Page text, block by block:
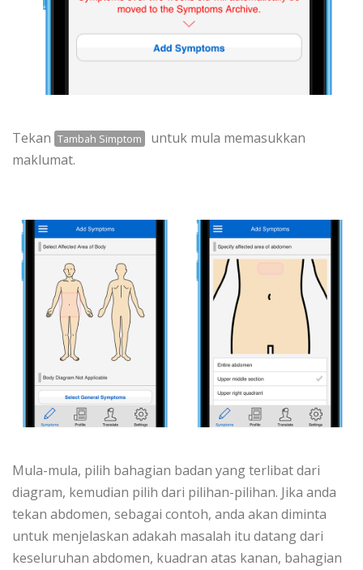
Tekan Tambah Simptom
untuk mula memasukkan
maklumat.
Mula-mula, pilih bahagian badan yang terlibat dari
diagram, kemudian pilih dari pilihan-pilihan. Jika anda
tekan abdomen, sebagai contoh, anda akan diminta
untuk menjelaskan adakah masalah itu datang dari
keseluruhan abdomen, kuadran atas kanan, bahagian